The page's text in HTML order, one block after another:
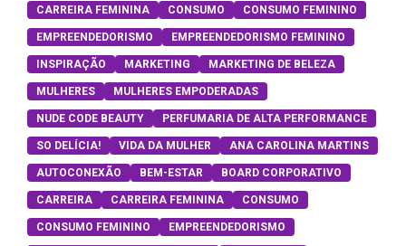
CARREIRA FEMININA CONSUMO CONSUMO FEMININO
EMPREENDEDORISMO EMPREENDEDORISMO FEMININO
INSPIRAÇÃO MARKETING MARKETING DE BELEZA
MULHERES MULHERES EMPODERADAS
NUDE CODE BEAUTY PERFUMARIA DE ALTA PERFORMANCE
SO DELÍCIA! VIDA DA MULHER ANA CAROLINA MARTINS
AUTOCONEXÃO BEM-ESTAR BOARD CORPORATIVO
CARREIRA CARREIRA FEMININA CONSUMO
CONSUMO FEMININO EMPREENDEDORISMO